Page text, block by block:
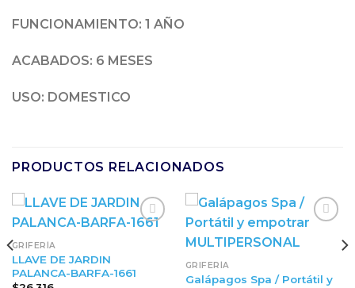
FUNCIONAMIENTO: 1 AÑO
ACABADOS: 6 MESES
USO: DOMESTICO
PRODUCTOS RELACIONADOS
GRIFERÍA
LLAVE DE JARDIN
PALANCA-BARFA-1661
GRIFERÍA
Galápagos Spa / Portátil y